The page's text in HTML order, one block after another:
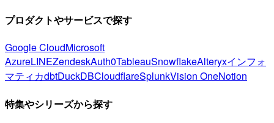
プロダクトやサービスで探す
Google CloudMicrosoft
AzureLINEZendeskAuth0TableauSnowflakeAlteryxインフォ
マティカdbtDuckDBCloudflareSplunkVision OneNotion
特集やシリーズから探す